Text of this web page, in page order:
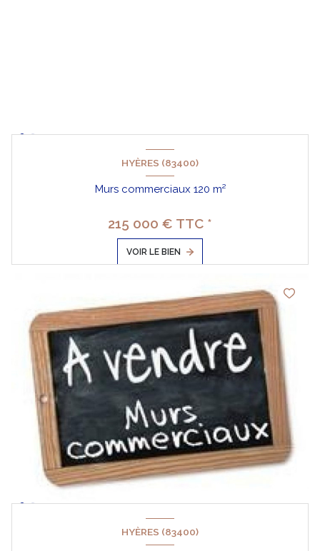
HYÈRES (83400)
Murs commerciaux 120 m²
215 000 € TTC *
VOIR LE BIEN
HYÈRES (83400)